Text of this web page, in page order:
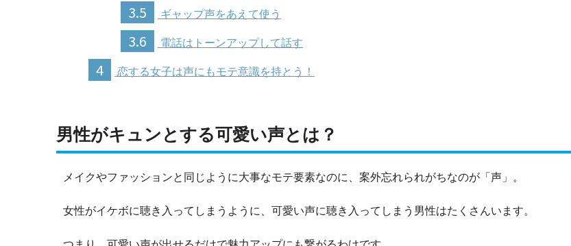
3.5 ギャップ声をあえて使う
3.6 電話はトーンアップして話す
4 恋する女子は声にもモテ意識を持とう！
男性がキュンとする可愛い声とは？
メイクやファッションと同じように大事なモテ要素なのに、案外忘れられがちなのが「声」。
女性がイケボに聴き入ってしまうように、可愛い声に聴き入ってしまう男性はたくさんいます。